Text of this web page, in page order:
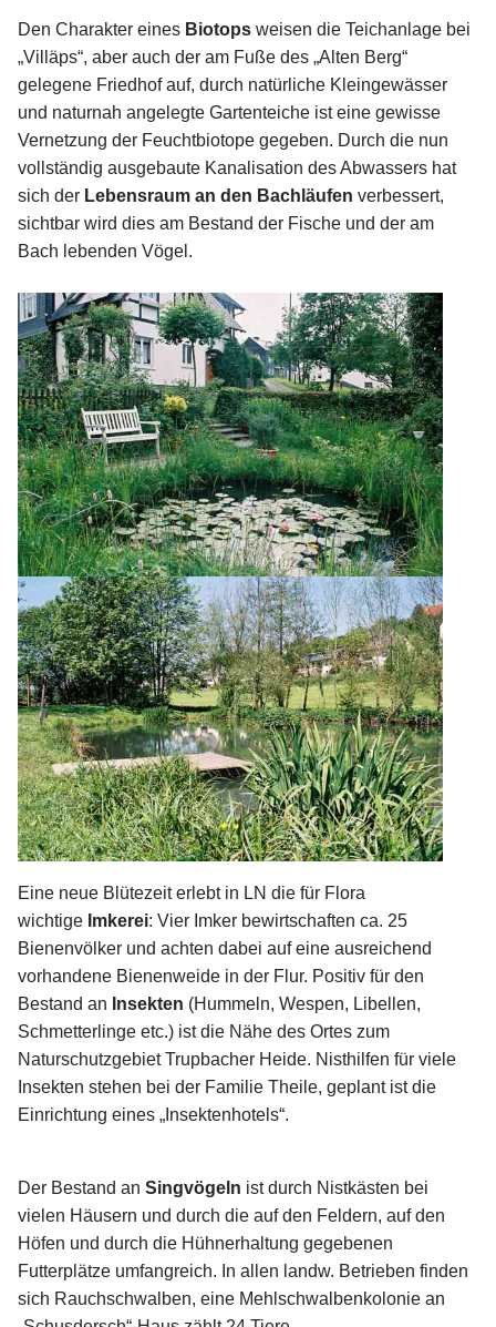
Den Charakter eines Biotops weisen die Teichanlage bei
„Villäps“, aber auch der am Fuße des „Alten Berg“
gelegene Friedhof auf, durch natürliche Kleingewässer
und naturnah angelegte Gartenteiche ist eine gewisse
Vernetzung der Feuchtbiotope gegeben. Durch die nun
vollständig ausgebaute Kanalisation des Abwassers hat
sich der Lebensraum an den Bachläufen verbessert,
sichtbar wird dies am Bestand der Fische und der am
Bach lebenden Vögel.
Eine neue Blütezeit erlebt in LN die für Flora
wichtige Imkerei: Vier Imker bewirtschaften ca. 25
Bienenvölker und achten dabei auf eine ausreichend
vorhandene Bienenweide in der Flur. Positiv für den
Bestand an Insekten (Hummeln, Wespen, Libellen,
Schmetterlinge etc.) ist die Nähe des Ortes zum
Naturschutzgebiet Trupbacher Heide. Nisthilfen für viele
Insekten stehen bei der Familie Theile, geplant ist die
Einrichtung eines „Insektenhotels“.
Der Bestand an Singvögeln ist durch Nistkästen bei
vielen Häusern und durch die auf den Feldern, auf den
Höfen und durch die Hühnerhaltung gegebenen
Futterplätze umfangreich. In allen landw. Betrieben finden
sich Rauchschwalben, eine Mehlschwalbenkolonie an